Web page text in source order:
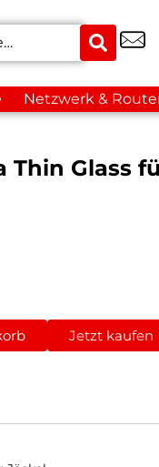
Netzwerk &
Thin Glass
Jetzt kaufen